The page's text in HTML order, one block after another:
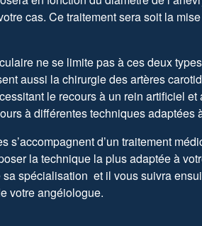
cas. Ce traitement sera soit la
ne se limite pas à ces deux
aussi la chirurgie des artères
le recours à un rein artificiel
à différentes techniques adaptées
s’accompagnent d’un traitement
la technique la plus adaptée à
spécialisation et il vous suivra
votre angéiologue.